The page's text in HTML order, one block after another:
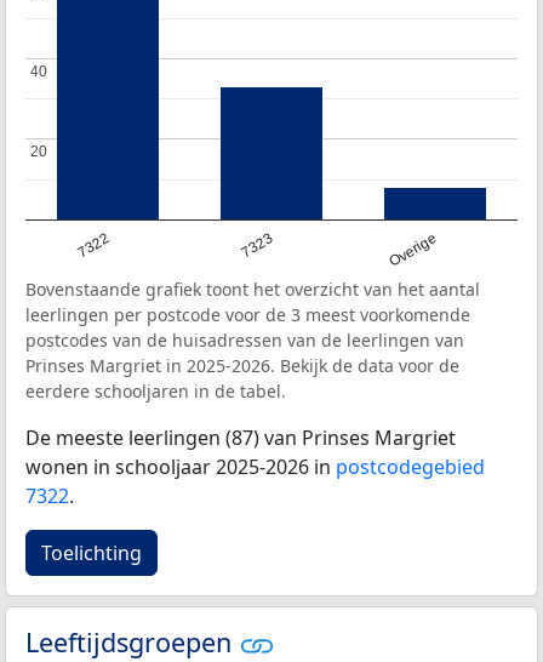
7322 7323 Overige
20
20
40
40
Bovenstaande grafiek toont het overzicht van het aantal
leerlingen per postcode voor de 3 meest voorkomende
postcodes van de huisadressen van de leerlingen van
Prinses Margriet in 2025-2026. Bekijk de data voor de
eerdere schooljaren in de tabel.
De meeste leerlingen (87) van Prinses Margriet
wonen in schooljaar 2025-2026 in postcodegebied
7322.
Toelichting
Leeftijdsgroepen